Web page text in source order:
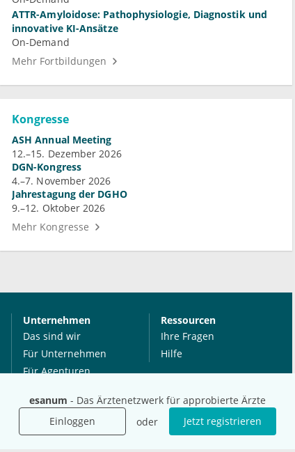
esanum - Das Ärztenetzwerk für approbierte Ärzte
Einloggen
oder Jetzt registrieren
ATTR-Amyloidose: Pathophysiologie, Diagnostik und
innovative KI-Ansätze
On-Demand
Mehr Fortbildungen
Kongresse
ASH Annual Meeting
12.–15. Dezember 2026
DGN-Kongress
4.–7. November 2026
Jahrestagung der DGHO
9.–12. Oktober 2026
Mehr Kongresse
Unternehmen
Das sind wir
Für Unternehmen
Für Agenturen
Presse
Karriere
Ressourcen
Ihre Fragen
Hilfe